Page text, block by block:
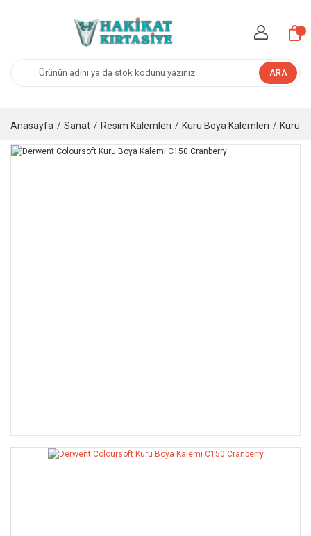
ARA
Anasayfa Sanat Resim Kalemleri Kuru Boya Kalemleri Kuru